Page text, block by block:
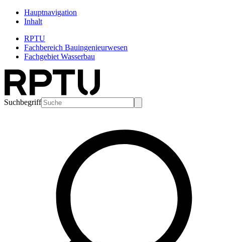
Hauptnavigation
Inhalt
RPTU
Fachbereich Bauingenieurwesen
Fachgebiet Wasserbau
Suchbegriff